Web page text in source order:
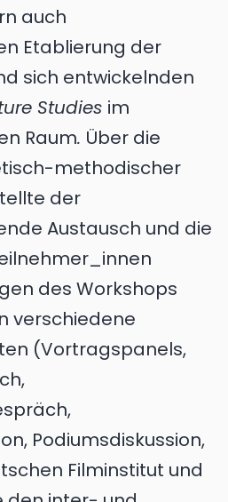
auch
Etablierung der
sich entwickelnden
Studies im
Raum. Über die
methodischer
der
Austausch und die
des Workshops
verschiedene
(Vortragspanels,
Podiumsdiskussion,
Filminstitut und